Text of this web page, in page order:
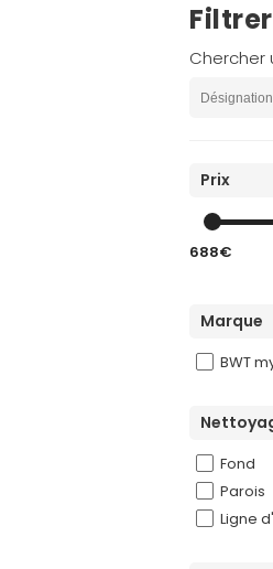
Filtrer
Chercher
Prix
688€
Marque
BWT
Fond
Parois
Ligne